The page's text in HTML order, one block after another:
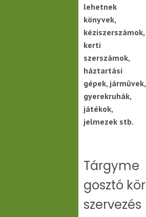
lehetnek
könyvek,
kéziszerszámok,
kerti
szerszámok,
háztartási
gépek, járművek,
gyerekruhák,
játékok,
jelmezek stb.
Tárgyme
gosztó kör
szervezés